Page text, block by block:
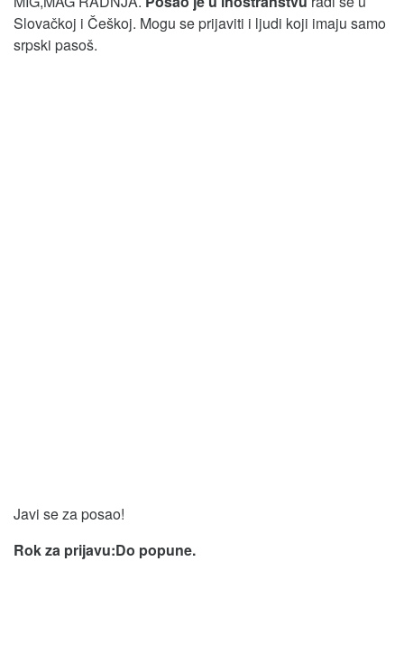
Slovačkoj i Češkoj. Mogu se prijaviti i ljudi koji imaju samo
srpski pasoš.
Javi se za posao!
Rok za prijavu:Do popune.